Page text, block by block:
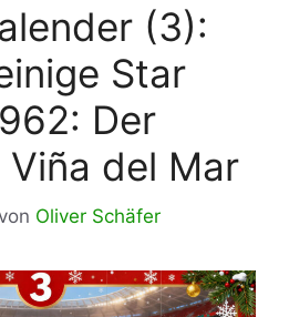
(3):
Star
Der
Viña del Mar
von Oliver Schäfer